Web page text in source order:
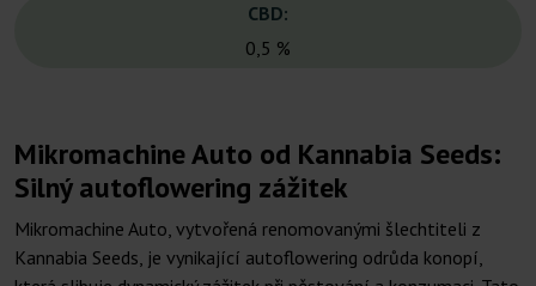
CBD:
0,5 %
Mikromachine Auto od Kannabia Seeds:
Silný autoflowering zážitek
Mikromachine Auto, vytvořená renomovanými šlechtiteli z
Kannabia Seeds, je vynikající autoflowering odrůda konopí,